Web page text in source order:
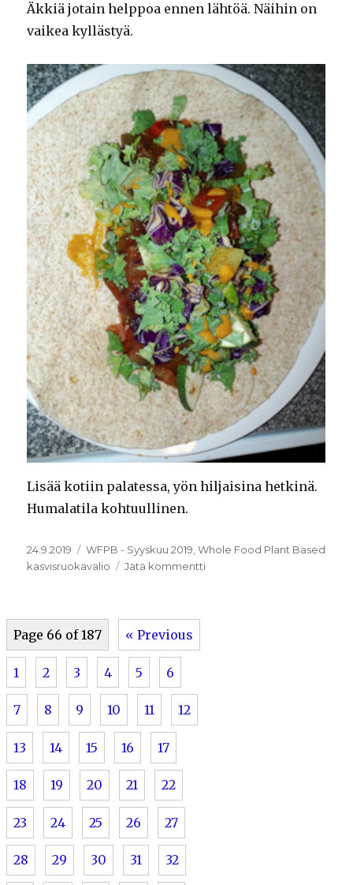
Äkkiä jotain helppoa ennen lähtöä. Näihin on
vaikea kyllästyä.
Lisää kotiin palatessa, yön hiljaisina hetkinä.
Humalatila kohtuullinen.
Julkaistu
24.9.2019 Kategoriat
WFPB - Syyskuu 2019 ,Whole Food Plant Based
kasvisruokavalio
Jätä kommenttiartikkeliin
Page 66 of 187 « Previous
1 2 3 4 5 6
7 8 9 10 11 12
13 14 15 16 17
18 19 20 21 22
23 24 25 26 27
28 29 30 31 32